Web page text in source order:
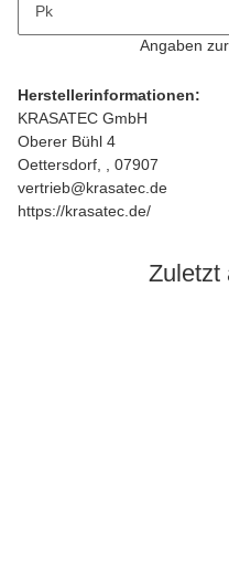
Pk
folgt
Angaben
Herstellerinformationen:
KRASATEC GmbH
Oberer Bühl 4
Oettersdorf, , 07907
vertrieb@krasatec.de
https://krasatec.de/
Zuletzt